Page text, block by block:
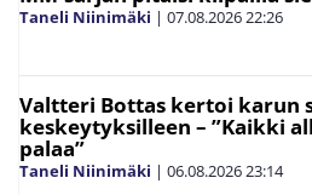
Taneli Niinimäki | 07.08.202622:26
Valtteri Bottas kertoi karun
keskeytyksilleen – ”Kaikki
palaa”
Taneli Niinimäki | 06.08.202623:14